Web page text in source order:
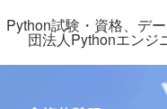
Python試験・資格、デ
団法人Pythonエンジ